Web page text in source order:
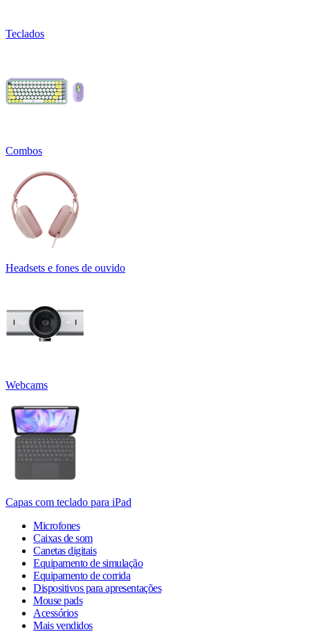
Teclados
Combos
Headsets e fones de ouvido
Webcams
Capas com teclado para iPad
Microfones
Caixas de som
Canetas digitais
Equipamento de simulação
Equipamento de corrida
Dispositivos para apresentações
Mouse pads
Acessórios
Mais vendidos